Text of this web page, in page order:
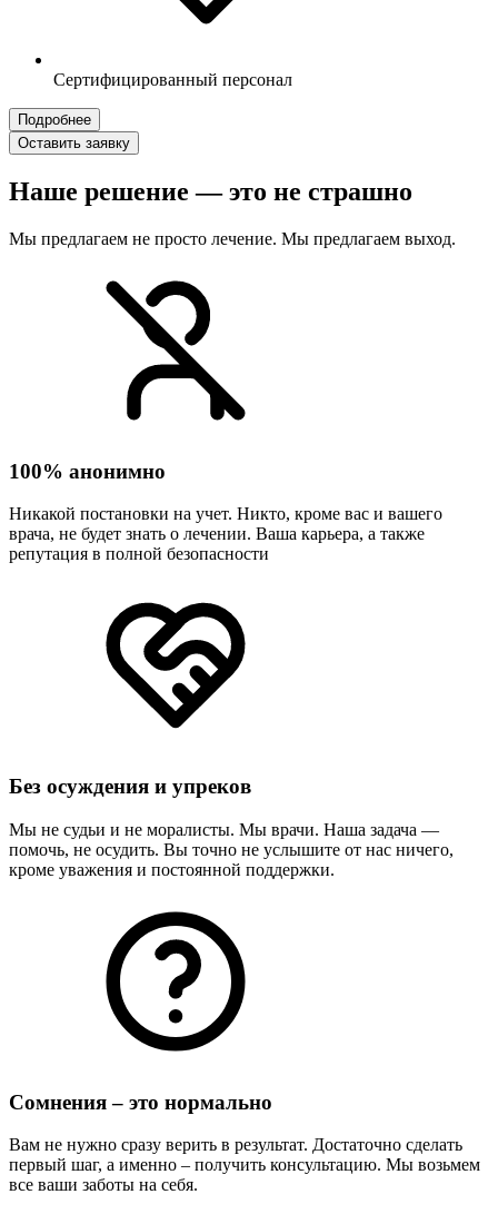
Сертифицированный персонал
Подробнее
Оставить заявку
Наше решение — это не страшно
Мы предлагаем не просто лечение. Мы предлагаем выход.
100% анонимно
Никакой постановки на учет. Никто, кроме вас и вашего
врача, не будет знать о лечении. Ваша карьера, а также
репутация в полной безопасности
Без осуждения и упреков
Мы не судьи и не моралисты. Мы врачи. Наша задача —
помочь, не осудить. Вы точно не услышите от нас ничего,
кроме уважения и постоянной поддержки.
Сомнения – это нормально
Вам не нужно сразу верить в результат. Достаточно сделать
первый шаг, а именно – получить консультацию. Мы возьмем
все ваши заботы на себя.